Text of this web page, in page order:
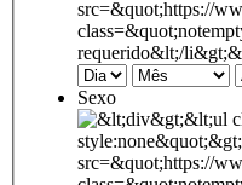
Sexo